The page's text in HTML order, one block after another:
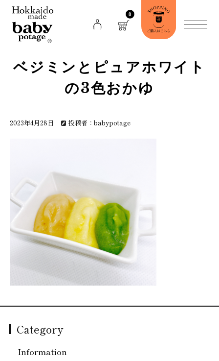
0
ベジミンとピュアホワイト
の3色おかゆ
2023年4月28日 投稿者：babypotage
Category
Information